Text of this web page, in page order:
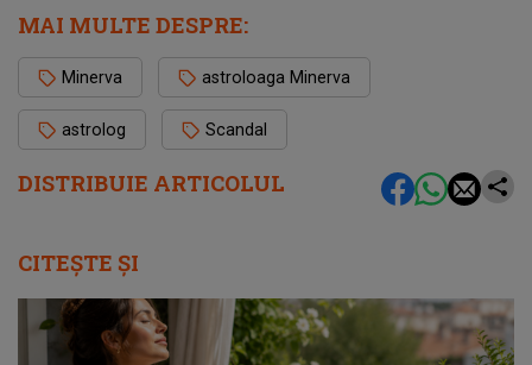
DISTRIBUIE ARTICOLUL
MAI MULTE DESPRE:
Minerva astroloaga Minerva
astrolog Scandal
CITEȘTE ȘI